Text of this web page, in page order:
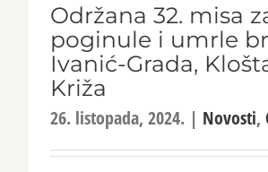
Održana 32. misa
poginule i umrle
Ivanić-Grada,
Križa
26. listopada, 2024. | Novosti,